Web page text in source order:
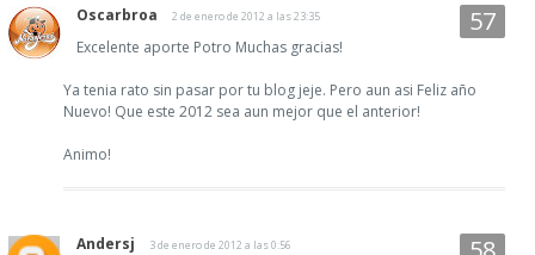
Oscarbroa 2 de enero de 2012 a las 23:35
Excelente aporte Potro Muchas gracias!
Ya tenia rato sin pasar por tu blog jeje. Pero aun asi Feliz año
Nuevo! Que este 2012 sea aun mejor que el anterior!
Animo!
Andersj 3 de enero de 2012 a las 0:56